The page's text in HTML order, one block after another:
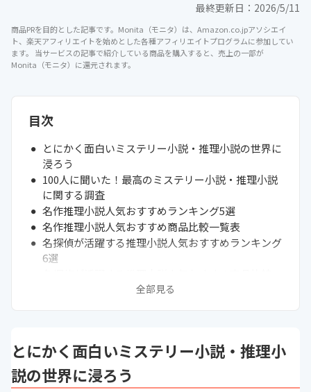
最終更新日： 2026/5/11
商品PRを目的とした記事です。Monita（モニタ）は、Amazon.co.jpアソシエイ
ト、楽天アフィリエイトを始めとした各種アフィリエイトプログラムに参加してい
ます。 当サービスの記事で紹介している商品を購入すると、売上の一部が
Monita（モニタ）に還元されます。
目次
とにかく面白いミステリー小説・推理小説の世界に
浸ろう
100人に聞いた！最高のミステリー小説・推理小説
に関する調査
名作推理小説人気おすすめランキング5選
名作推理小説人気おすすめ商品比較一覧表
名探偵が活躍する推理小説人気おすすめランキング
6選
どんでん返しの推理小説人気おすすめ商品比較一覧
表
青春推理小説人気おすすめランキング5選
全部見る
とにかく面白いミステリー小説・推理小
説の世界に浸ろう